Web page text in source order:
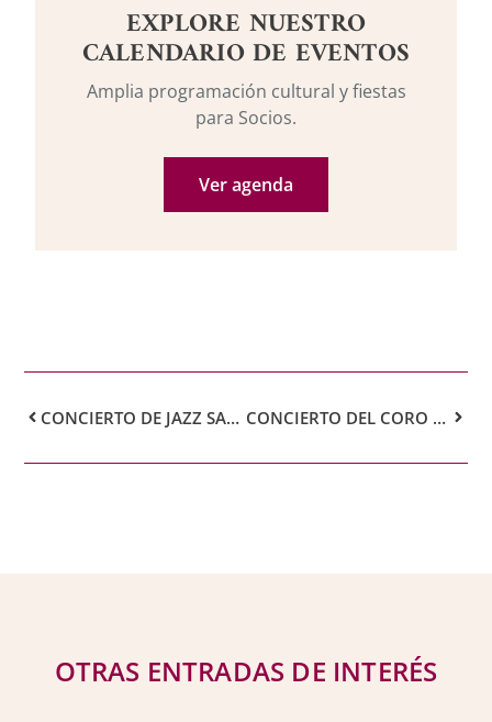
EXPLORE NUESTRO
CALENDARIO DE EVENTOS
Amplia programación cultural y fiestas
para Socios.
Ver agenda
CONCIERTO DE JAZZ SARA LILU Y ALESANDER PEÑA CONCIERTO DEL CORO JUVENIL DEL AUDITORIO
OTRAS ENTRADAS DE INTERÉS